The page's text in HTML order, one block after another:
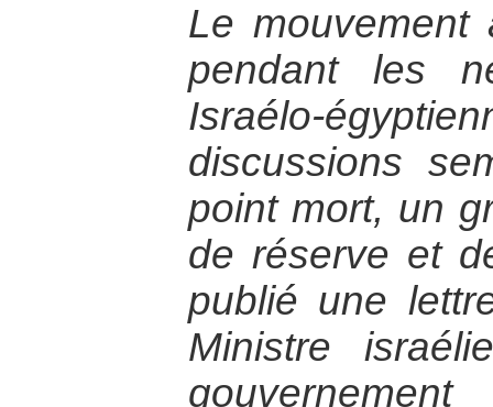
Le
pendant les
Israélo-
discussions
point mort, un
de réserve et
publié une
Ministre